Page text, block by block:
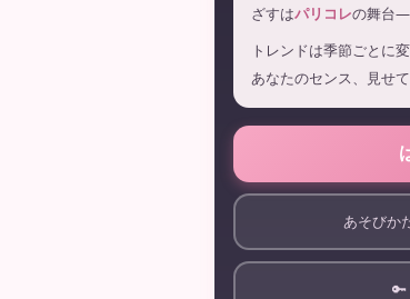
ざすはパリコレの舞台
トレンドは季節ごとに
あなたのセンス、見せ
あそびか
🔑